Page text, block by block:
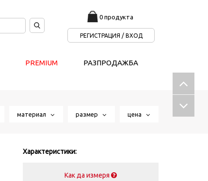
0 продукта
РЕГИСТРАЦИЯ / ВХОД
PREMIUM РАЗПРОДАЖБА
материал размер цена
Характеристики:
Как да измеря